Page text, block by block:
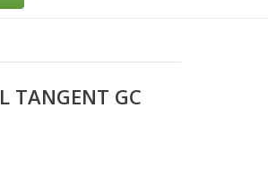
TANGENT GC